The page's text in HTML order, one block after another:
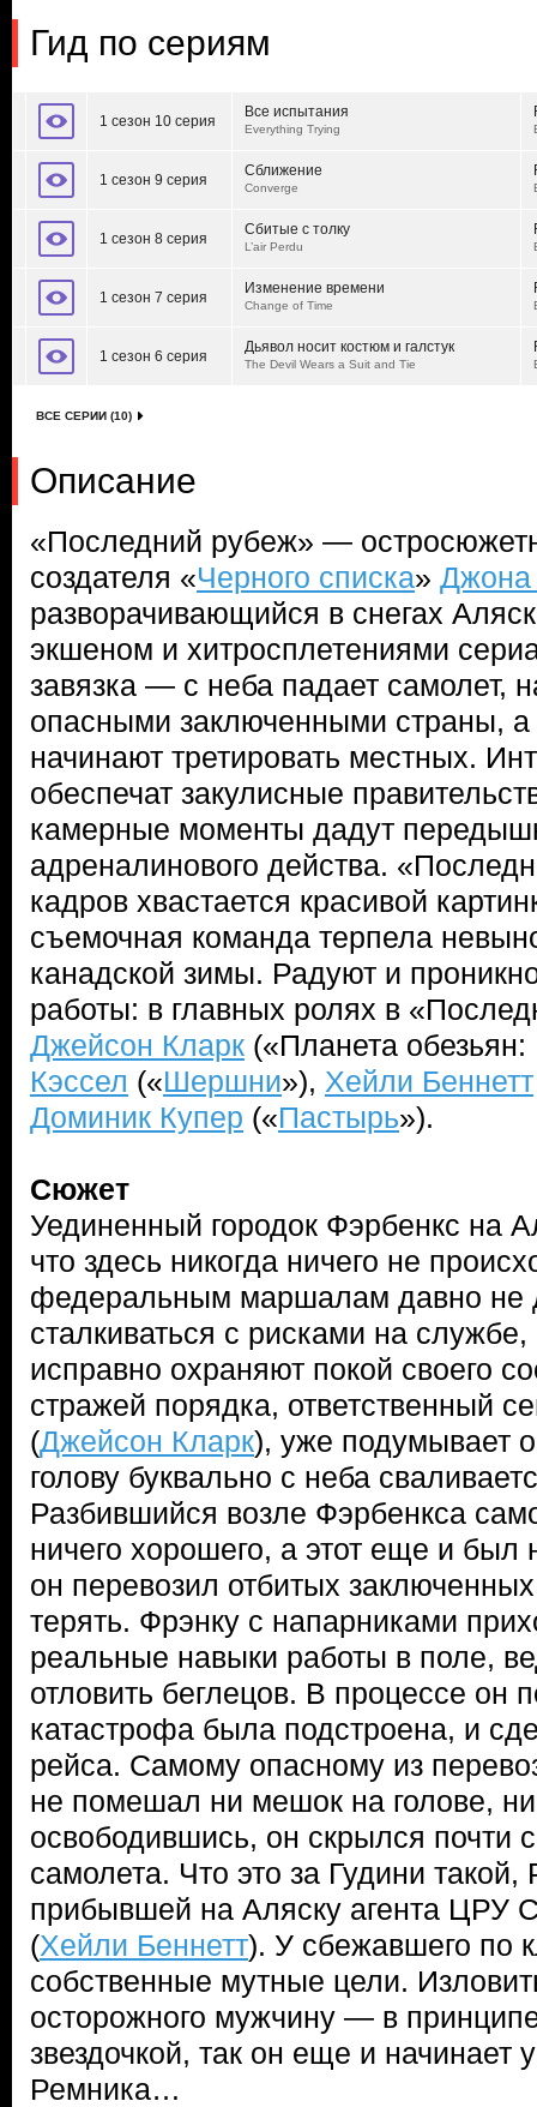
Гид по сериям
1 сезон 10 серия
Все испытания
Everything Trying
1 сезон 9 серия
Сближение
Converge
1 сезон 8 серия
Сбитые с толку
L’air Perdu
1 сезон 7 серия
Изменение времени
Change of Time
1 сезон 6 серия
Дьявол носит костюм и галстук
The Devil Wears a Suit and Tie
ВСЕ СЕРИИ (10)
Описание
«Последний рубеж» —
создателя «Черного списка» Джона
разворачивающийся в снегах
экшеном и хитросплетениями
завязка — с неба падает самолет,
опасными заключенными страны,
начинают третировать местных.
обеспечат закулисные
камерные моменты дадут
адреналинового действа.
кадров хвастается красивой
съемочная команда терпела
канадской зимы. Радуют и
работы: в главных ролях в
Джейсон Кларк («Планета
Кэссел («Шершни»), Хейли Беннетт
Доминик Купер («Пастырь»).
Сюжет
Уединенный городок Фэрбенкс на
что здесь никогда ничего не
федеральным маршалам давно не
сталкиваться с рисками на
исправно охраняют покой своего
стражей порядка, ответственный
(Джейсон Кларк), уже подумывает
голову буквально с неба
Разбившийся возле Фэрбенкса
ничего хорошего, а этот еще и
он перевозил отбитых
терять. Фрэнку с напарниками
реальные навыки работы в поле,
отловить беглецов. В процессе он
катастрофа была подстроена, и
рейса. Самому опасному из
не помешал ни мешок на голове,
освободившись, он скрылся почти
самолета. Что это за Гудини такой,
прибывшей на Аляску агента ЦРУ
(Хейли Беннетт). У сбежавшего по
собственные мутные цели.
осторожного мужчину — в
звездочкой, так он еще и начинает
Ремника…